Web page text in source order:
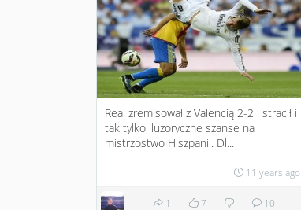
Real zremisował z Valencią 2-2 i stracił i
tak tylko iluzoryczne szanse na
mistrzostwo Hiszpanii. Dl...
11 years ago
1 7 10